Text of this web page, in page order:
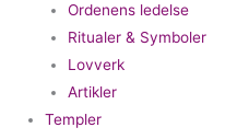
Ordenens ledelse
Ritualer & Symboler
Lovverk
Artikler
Templer